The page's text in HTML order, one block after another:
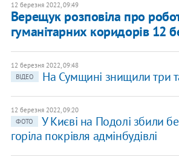
12 березня 2022, 09:49
Верещук розповіла про
гуманітарних коридорів 12
12 березня 2022, 09:48
ВІДЕО
На Сумщині знищили три
12 березня 2022, 09:20
ФОТО
У Києві на Подолі збили
горіла покрівля адмінбудівлі